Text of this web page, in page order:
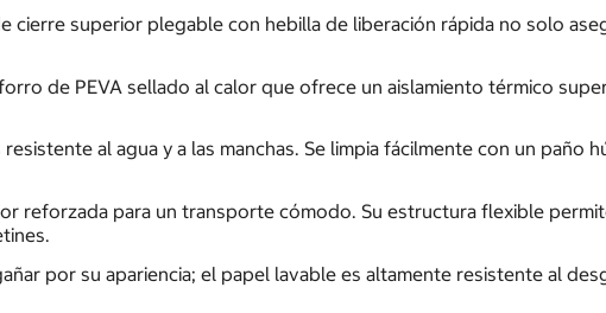
cierre superior plegable con hebilla de liberación rápida no solo
de PEVA sellado al calor que ofrece un aislamiento térmico
al agua y a las manchas. Se limpia fácilmente con un paño
reforzada para un transporte cómodo. Su estructura flexible
por su apariencia; el papel lavable es altamente resistente al